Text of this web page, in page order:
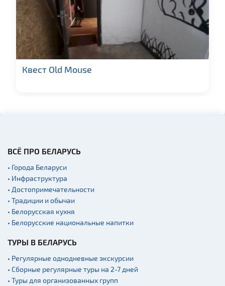
Прокат спортивного и
туристического
снаряжения
Fast-food
Гражданская
архитектура
Мастер-классы
Квесты
Новости
Спортинг-клубы и тиры
Ратуши
Садово-парковая
Квест Old Mouse
ВСЁ ПРО БЕЛАРУСЬ
• Города Беларуси
• Инфраструктура
• Достопримечательности
• Традиции и обычаи
• Белорусская кухня
• Белорусские национальные напитки
ТУРЫ В БЕЛАРУСЬ
• Регулярные однодневные экскурсии
• Сборные регулярные туры на 2-7 дней
• Туры для организованных групп